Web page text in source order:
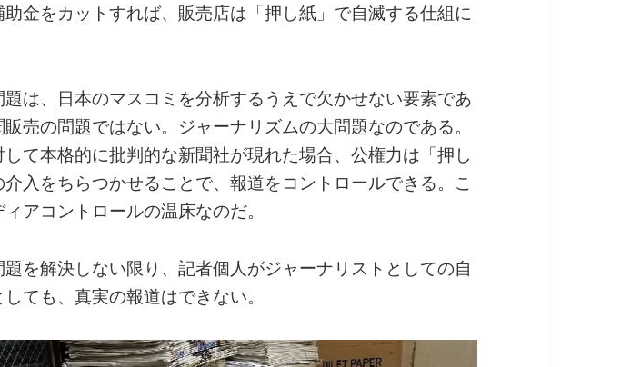
金をカットすれば、販売店は「押し紙」で自滅する仕組に
題は、日本のマスコミを分析するうえで欠かせない要素であ
売の問題ではない。ジャーナリズムの大問題なのである。
て本格的に批判的な新聞社が現れた場合、公権力は「押し
入をちらつかせることで、報道をコントロールできる。こ
アコントロールの温床なのだ。
題を解決しない限り、記者個人がジャーナリストとしての自
ても、真実の報道はできない。